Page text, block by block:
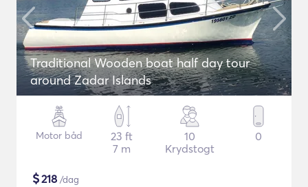
Traditional Wooden boat half day tour
around Zadar Islands
Motor båd
23 ft
7 m
10
Krydstogt
0
$218 /dag